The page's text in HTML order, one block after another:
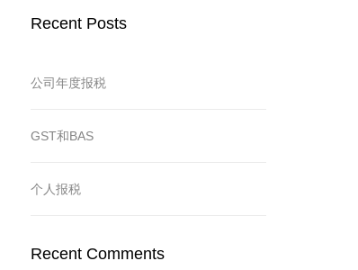
Recent Posts
公司年度报税
GST和BAS
个人报税
Recent Comments